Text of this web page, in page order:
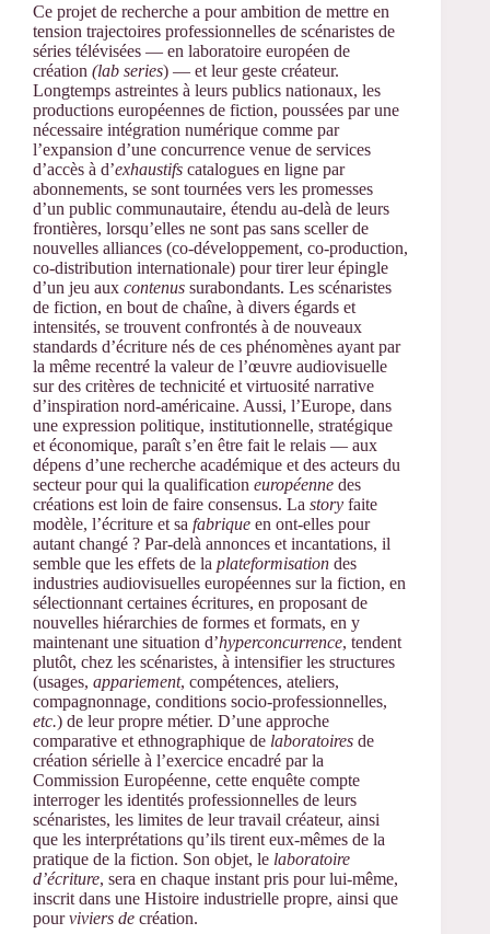
Ce projet de recherche a pour ambition de mettre en
tension trajectoires professionnelles de scénaristes de
séries télévisées — en laboratoire européen de
création (lab series) — et leur geste créateur.
Longtemps astreintes à leurs publics nationaux, les
productions européennes de fiction, poussées par une
nécessaire intégration numérique comme par
l’expansion d’une concurrence venue de services
d’accès à d’exhaustifs catalogues en ligne par
abonnements, se sont tournées vers les promesses
d’un public communautaire, étendu au-delà de leurs
frontières, lorsqu’elles ne sont pas sans sceller de
nouvelles alliances (co-développement, co-production,
co-distribution internationale) pour tirer leur épingle
d’un jeu aux contenus surabondants. Les scénaristes
de fiction, en bout de chaîne, à divers égards et
intensités, se trouvent confrontés à de nouveaux
standards d’écriture nés de ces phénomènes ayant par
la même recentré la valeur de l’œuvre audiovisuelle
sur des critères de technicité et virtuosité narrative
d’inspiration nord-américaine. Aussi, l’Europe, dans
une expression politique, institutionnelle, stratégique
et économique, paraît s’en être fait le relais — aux
dépens d’une recherche académique et des acteurs du
secteur pour qui la qualification européenne des
créations est loin de faire consensus. La story faite
modèle, l’écriture et sa fabrique en ont-elles pour
autant changé ? Par-delà annonces et incantations, il
semble que les effets de la plateformisation des
industries audiovisuelles européennes sur la fiction, en
sélectionnant certaines écritures, en proposant de
nouvelles hiérarchies de formes et formats, en y
maintenant une situation d’hyperconcurrence, tendent
plutôt, chez les scénaristes, à intensifier les structures
(usages, appariement, compétences, ateliers,
compagnonnage, conditions socio-professionnelles,
etc.) de leur propre métier. D’une approche
comparative et ethnographique de laboratoires de
création sérielle à l’exercice encadré par la
Commission Européenne, cette enquête compte
interroger les identités professionnelles de leurs
scénaristes, les limites de leur travail créateur, ainsi
que les interprétations qu’ils tirent eux-mêmes de la
pratique de la fiction. Son objet, le laboratoire
d’écriture, sera en chaque instant pris pour lui-même,
inscrit dans une Histoire industrielle propre, ainsi que
pourviviers de création.